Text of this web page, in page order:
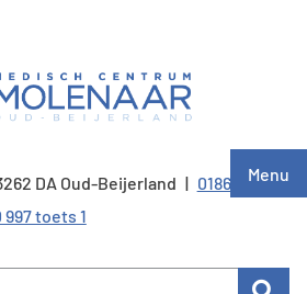
Menu
DA Oud-Beijerland Tel:
0186 820
997 toets 1